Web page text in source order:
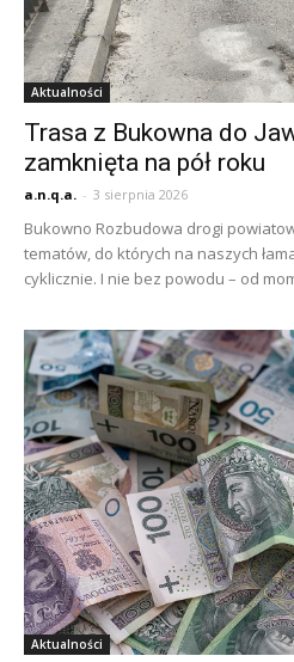
Aktualności
Trasa z Bukowna do
zamknięta na pół roku
a.n.q.a. - 3 sierpnia 2026
Bukowno Rozbudowa drogi
tematów, do których na naszych
cyklicznie. I nie bez powodu – od
Aktualności